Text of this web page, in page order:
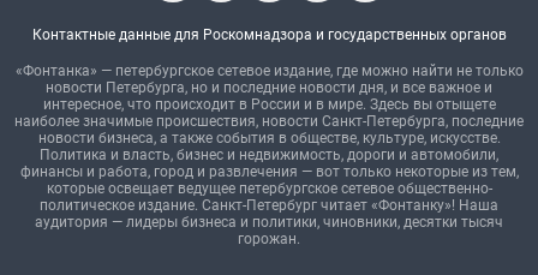
Контактные данные для Роскомнадзора и государственных органов
«Фонтанка» — петербургское сетевое издание, где можно найти не только
новости Петербурга, но и последние новости дня, и все важное и
интересное, что происходит в России и в мире. Здесь вы отыщете
наиболее значимые происшествия, новости Санкт-Петербурга, последние
новости бизнеса, а также события в обществе, культуре, искусстве.
Политика и власть, бизнес и недвижимость, дороги и автомобили,
финансы и работа, город и развлечения — вот только некоторые из тем,
которые освещает ведущее петербургское сетевое общественно-
политическое издание. Санкт-Петербург читает «Фонтанку»! Наша
аудитория — лидеры бизнеса и политики, чиновники, десятки тысяч
горожан.